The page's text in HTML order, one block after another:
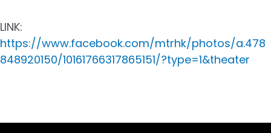
LINK:
https://www.facebook.com/mtrhk/photos/a.478
848920150/10161766317865151/?type=1&theater